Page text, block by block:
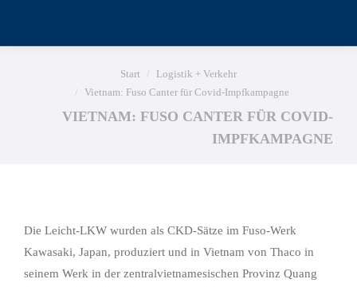
Sie befinden sich hier:
Start
Logistik + Verkehr
Vietnam: Fuso Canter für Covid-Impfkampagne
VIETNAM: FUSO CANTER FÜR COVID-
IMPFKAMPAGNE
Die Leicht-LKW wurden als CKD-Sätze im Fuso-Werk
Kawasaki, Japan, produziert und in Vietnam von Thaco in
seinem Werk in der zentralvietnamesischen Provinz Quang